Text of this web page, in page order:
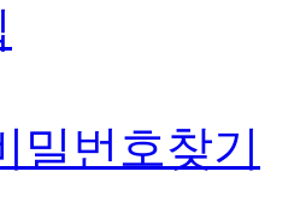
밀번호찾기